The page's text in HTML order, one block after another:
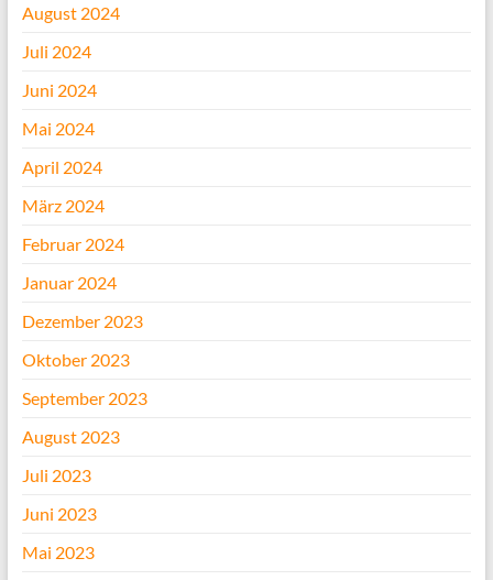
August 2024
Juli 2024
Juni 2024
Mai 2024
April 2024
März 2024
Februar 2024
Januar 2024
Dezember 2023
Oktober 2023
September 2023
August 2023
Juli 2023
Juni 2023
Mai 2023